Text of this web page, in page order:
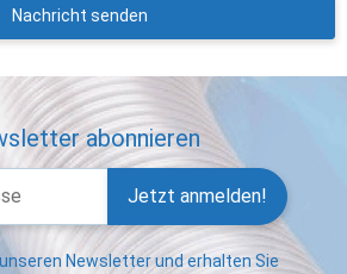
Nachricht senden
abonnieren
Jetzt anmelden!
Newsletter und erhalten Sie